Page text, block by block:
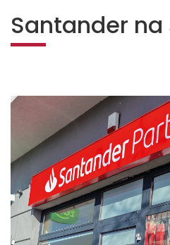
Santander na